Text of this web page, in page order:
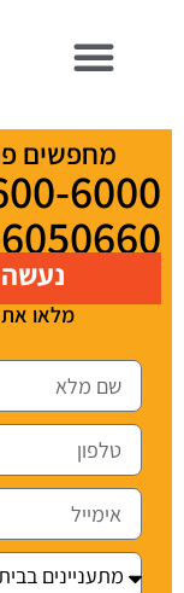
מחפשים
6000
מלאו את